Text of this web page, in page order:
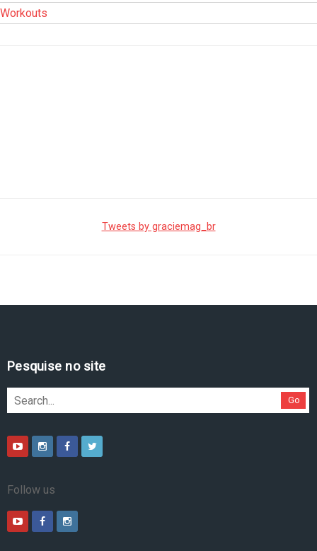
Workouts
Tweets by graciemag_br
Pesquise no site
Go
Follow us